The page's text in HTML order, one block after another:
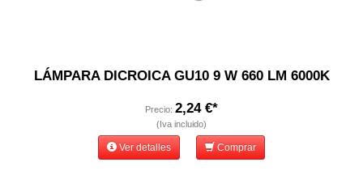
LÁMPARA DICROICA GU10 9 W 660 LM 6000K
Precio: 2,24 €*
(Iva incluido)
Ver detalles Comprar